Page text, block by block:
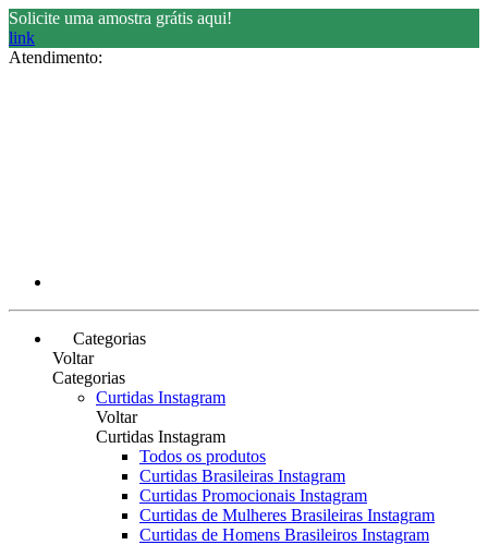
Solicite uma amostra grátis aqui!
link
Atendimento:
Categorias
Voltar
Categorias
Curtidas Instagram
Voltar
Curtidas Instagram
Todos os produtos
Curtidas Brasileiras Instagram
Curtidas Promocionais Instagram
Curtidas de Mulheres Brasileiras Instagram
Curtidas de Homens Brasileiros Instagram